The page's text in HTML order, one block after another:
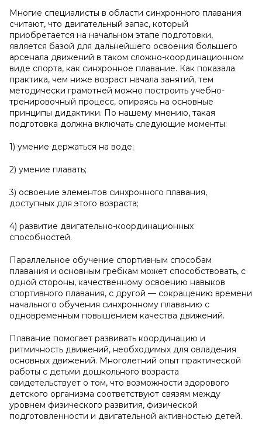
Многие специалисты в области синхронного плавания
считают, что двигательный запас, который
приобретается на начальном этапе подготовки,
является базой для дальнейшего освоения большего
арсенала движений в таком сложно-координационном
виде спорта, как синхронное плавание. Как показала
практика, чем ниже возраст начала занятий, тем
методически грамотней можно построить учебно-
тренировочный процесс, опираясь на основные
принципы дидактики. По нашему мнению, такая
подготовка должна включать следующие моменты:
1) умение держаться на воде;
2) умение плавать;
3) освоение элементов синхронного плавания,
доступных для этого возраста;
4) развитие двигательно-координационных
способностей.
Параллельное обучение спортивным способам
плавания и основным гребкам может способствовать, с
одной стороны, качественному освоению навыков
спортивного плавания, с другой — сокращению времени
начального обучения синхронному плаванию с
одновременным повышением качества движений.
Плавание помогает развивать координацию и
ритмичность движений, необходимых для овладения
основных движений. Многолетний опыт практической
работы с детьми дошкольного возраста
свидетельствует о том, что возможности здорового
детского организма соответствуют связям между
уровнем физического развития, физической
подготовленности и двигательной активностью детей.